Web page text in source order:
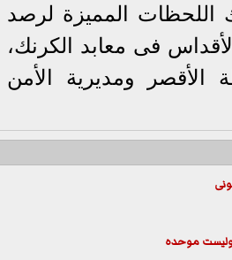
اللحظات المميزة لرصد
فى معابد الكرنك،
الأقصر ومديرية الأمن
وليست موحده